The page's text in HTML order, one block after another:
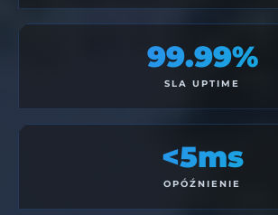
99.99%
SLA UPTIME
<5ms
OPÓŹNIENIE